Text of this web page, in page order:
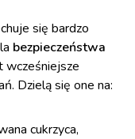
się bardzo
bezpieczeństwa
wcześniejsze
Dzielą się one na:
cukrzyca,